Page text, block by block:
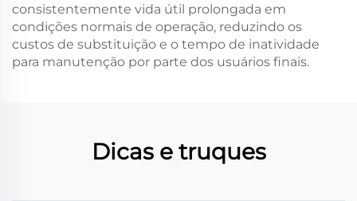
consistentemente vida útil prolongada em
condições normais de operação, reduzindo os
custos de substituição e o tempo de inatividade
para manutenção por parte dos usuários finais.
Dicas e truques